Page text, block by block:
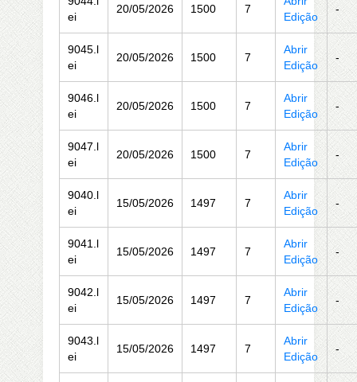
ei
20/05/2026 1500 7
Edição
-
9045.l
ei
20/05/2026 1500 7
Abrir
Edição
-
9046.l
ei
20/05/2026 1500 7
Abrir
Edição
-
9047.l
ei
20/05/2026 1500 7
Abrir
Edição
-
9040.l
ei
15/05/2026 1497 7
Abrir
Edição
-
9041.l
ei
15/05/2026 1497 7
Abrir
Edição
-
9042.l
ei
15/05/2026 1497 7
Abrir
Edição
-
9043.l
ei
15/05/2026 1497 7
Abrir
Edição
-